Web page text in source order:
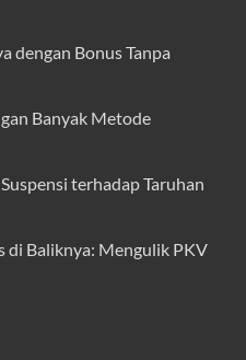
dengan Bonus Tanpa
Banyak Metode
terhadap Taruhan
di Baliknya: Mengulik PKV